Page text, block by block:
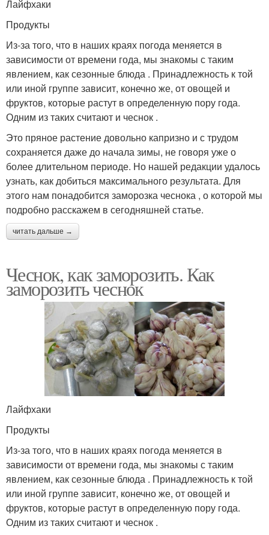
Лайфхаки
Продукты
Из-за того, что в наших краях погода меняется в
зависимости от времени года, мы знакомы с таким
явлением, как сезонные блюда . Принадлежность к той
или иной группе зависит, конечно же, от овощей и
фруктов, которые растут в определенную пору года.
Одним из таких считают и чеснок .
Это пряное растение довольно капризно и с трудом
сохраняется даже до начала зимы, не говоря уже о
более длительном периоде. Но нашей редакции удалось
узнать, как добиться максимального результата. Для
этого нам понадобится заморозка чеснока , о которой мы
подробно расскажем в сегодняшней статье.
читать дальше →
Чеснок, как заморозить. Как
заморозить чеснок
Лайфхаки
Продукты
Из-за того, что в наших краях погода меняется в
зависимости от времени года, мы знакомы с таким
явлением, как сезонные блюда . Принадлежность к той
или иной группе зависит, конечно же, от овощей и
фруктов, которые растут в определенную пору года.
Одним из таких считают и чеснок .